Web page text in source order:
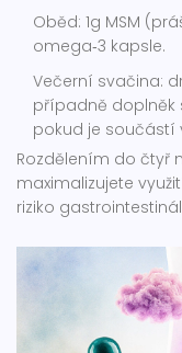
Oběd: 1g MSM
omega‑3 kapsle.
Večerní svačina:
případně doplněk
pokud je součástí
Rozdělením do čtyř
maximalizujete
riziko